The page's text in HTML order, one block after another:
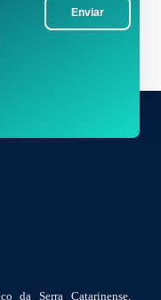
Enviar
da Serra Catarinense,